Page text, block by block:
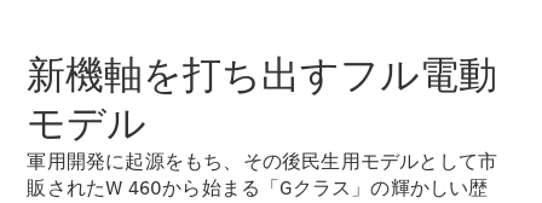
Mercedes-Benz
New models
新機軸を打ち出すフル電動
モデル
軍用開発に起源をもち、その後民生用モデルとして市
販されたW 460から始まる「Gクラス」の輝かしい歴